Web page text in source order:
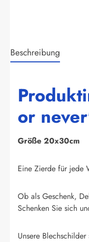
Beschreibung
or
Größe 20x30cm
Eine Zierde für jede
Ob als Geschenk,
Schenken Sie sich
Unsere